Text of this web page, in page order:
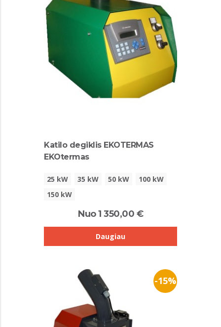
Katilo degiklis EKOTERMAS
EKOtermas
25 kW 35 kW 50 kW
100 kW
150 kW
Nuo 1 350,00 €
Daugiau
-15%